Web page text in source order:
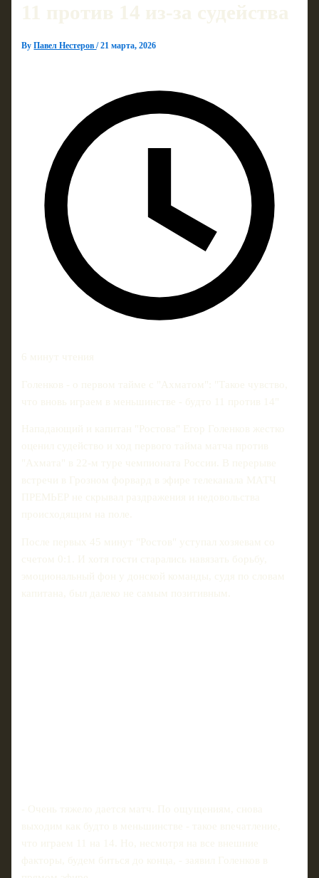
11 против 14 из-за судейства
ByПавел Нестеров/21 марта, 2026
6 минут чтения
Голенков - о первом тайме с "Ахматом": "Такое чувство,
что вновь играем в меньшинстве - будто 11 против 14"
Нападающий и капитан "Ростова" Егор Голенков жестко
оценил судейство и ход первого тайма матча против
"Ахмата" в 22‑м туре чемпионата России. В перерыве
встречи в Грозном форвард в эфире телеканала МАТЧ
ПРЕМЬЕР не скрывал раздражения и недовольства
происходящим на поле.
После первых 45 минут "Ростов" уступал хозяевам со
счетом 0:1. И хотя гости старались навязать борьбу,
эмоциональный фон у донской команды, судя по словам
капитана, был далеко не самым позитивным.
- Очень тяжело дается матч. По ощущениям, снова
выходим как будто в меньшинстве - такое впечатление,
что играем 11 на 14. Но, несмотря на все внешние
факторы, будем биться до конца, - заявил Голенков в